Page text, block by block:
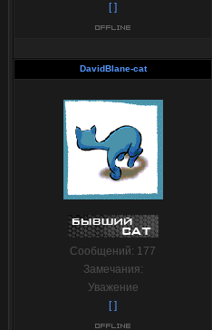
[ ]
DavidBlane-cat
Сообщений: 177
Замечания:
Уважение
[ ]